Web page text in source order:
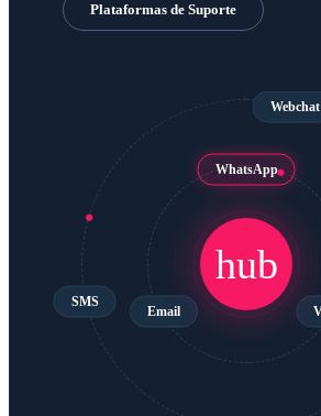
Plataformas de Suporte
hub
WhatsApp
Email
Webchat
SMS